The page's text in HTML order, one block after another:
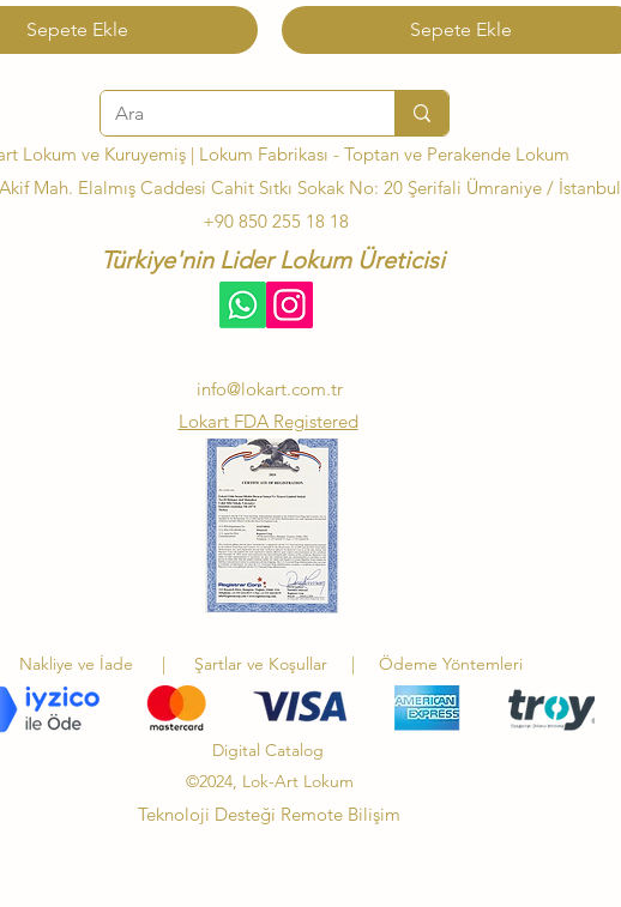
Sepete Ekle Sepete Ekle
Lokum ve Kuruyemiş | Lokum Fabrikası - Toptan ve Perakende Lokum
Mah. Elalmış Caddesi Cahit Sıtkı Sokak No: 20 Şerifali Ümraniye / İstanbul
+90 850 255 18 18
Türkiye'nin Lider Lokum Üreticisi
info@lokart.com.tr
Lokart FDA Registered
Nakliye ve İade | Şartlar ve Koşullar | Ödeme Yöntemleri
Digital Catalog
©2024, Lok-Art Lokum
Teknoloji Desteği Remote Bilişim